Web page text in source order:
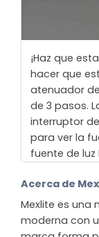
¡Haz que
hacer que
atenuador
de 3 pasos.
interruptor
para ver la
fuente de luz
Acerca de
Mexlite es una
moderna con